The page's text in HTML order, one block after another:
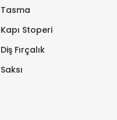
Tasma
Kapı Stoperi
Diş Fırçalık
Saksı